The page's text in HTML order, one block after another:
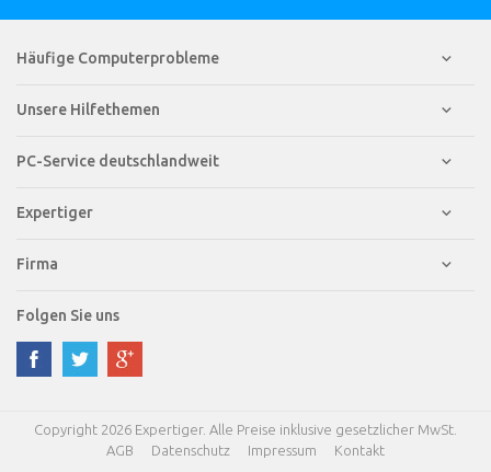
Häufige Computerprobleme
Unsere Hilfethemen
PC-Service deutschlandweit
Expertiger
Firma
Folgen Sie uns
Copyright 2026 Expertiger. Alle Preise inklusive gesetzlicher MwSt.
AGB
Datenschutz Impressum Kontakt